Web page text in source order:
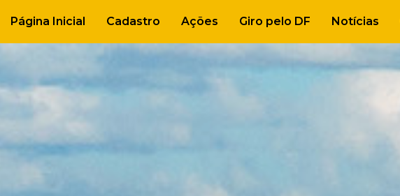
Página Inicial Cadastro Ações Giro pelo DF Notícias